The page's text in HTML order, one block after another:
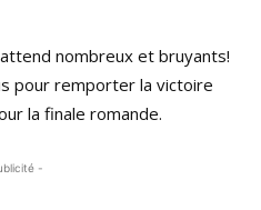
nombreux et bruyants!
pour remporter la victoire
la finale romande.
-